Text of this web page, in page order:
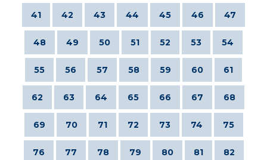
41 42 43 44 45 46 47
48 49 50 51 52 53 54
55 56 57 58 59 60 61
62 63 64 65 66 67 68
69 70 71 72 73 74 75
76 77 78 79 80 81 82